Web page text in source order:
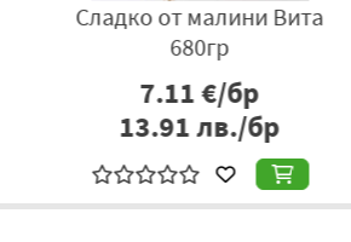
Сладко от малини Вита
680гр
7.11€/бр
13.91лв./бр